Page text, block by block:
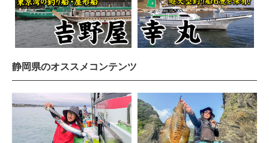
静岡県のオススメコンテンツ